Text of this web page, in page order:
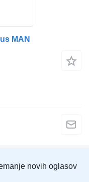
MAN
novih oglasov